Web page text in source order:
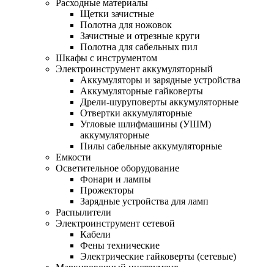
Расходные материалы
Щетки зачистные
Полотна для ножовок
Зачистные и отрезные круги
Полотна для сабельных пил
Шкафы с инструментом
Электроинструмент аккумуляторный
Аккумуляторы и зарядные устройства
Аккумуляторные гайковерты
Дрели-шуруповерты аккумуляторные
Отвертки аккумуляторные
Угловые шлифмашины (УШМ)
аккумуляторные
Пилы сабельные аккумуляторные
Емкости
Осветительное оборудование
Фонари и лампы
Прожекторы
Зарядные устройства для ламп
Распылители
Электроинструмент сетевой
Кабели
Фены технические
Электрические гайковерты (сетевые)